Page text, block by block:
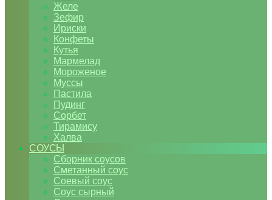
Желе
Зефир
Ириски
Конфеты
Кутья
Мармелад
Мороженое
Муссы
Пастила
Пудинг
Сорбет
Тирамису
Халва
СОУСЫ
Сборник соусов
Сметанный соус
Соевый соус
Соус сырный